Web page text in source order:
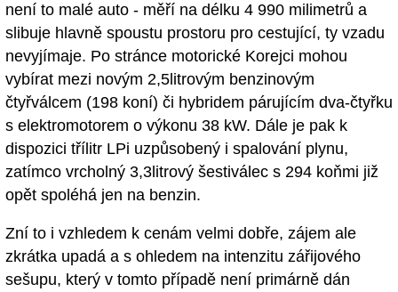
není to malé auto - měří na délku 4 990 milimetrů a
slibuje hlavně spoustu prostoru pro cestující, ty vzadu
nevyjímaje. Po stránce motorické Korejci mohou
vybírat mezi novým 2,5litrovým benzinovým
čtyřválcem (198 koní) či hybridem párujícím dva-čtyřku
s elektromotorem o výkonu 38 kW. Dále je pak k
dispozici třílitr LPi uzpůsobený i spalování plynu,
zatímco vrcholný 3,3litrový šestiválec s 294 koňmi již
opět spoléhá jen na benzin.
Zní to i vzhledem k cenám velmi dobře, zájem ale
zkrátka upadá a s ohledem na intenzitu zářijového
sešupu, který v tomto případě není primárně dán